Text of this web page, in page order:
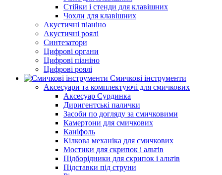
Стійки і стенди для клавішних
Чохли для клавішних
Акустичні піаніно
Акустичні роялі
Синтезатори
Цифрові органи
Цифрові піаніно
Цифрові роялі
Смичкові інструменти
Аксесуари та комплектуючі для смичкових
Аксесуар Сурдинка
Диригентські палички
Засоби по догляду за смичковими
Камертони для смичкових
Каніфоль
Кілкова механіка для смичкових
Мостики для скрипок і альтів
Підборiдники для скрипок і альтів
Підставки під струни